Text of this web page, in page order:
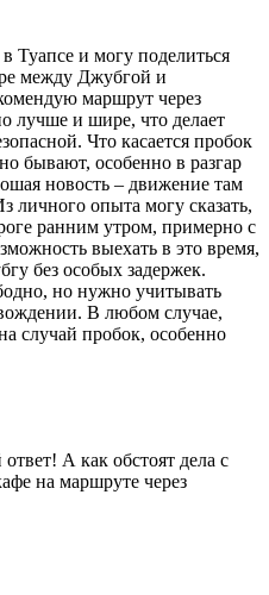
Туапсе и могу поделиться
между Джубгой и
маршрут через
лучше и шире, что делает
Что касается пробок
бывают, особенно в разгар
новость – движение там
личного опыта могу сказать,
ранним утром, примерно с
выехать в это время,
без особых задержек.
но нужно учитывать
В любом случае,
случай пробок, особенно
А как обстоят дела с
на маршруте через